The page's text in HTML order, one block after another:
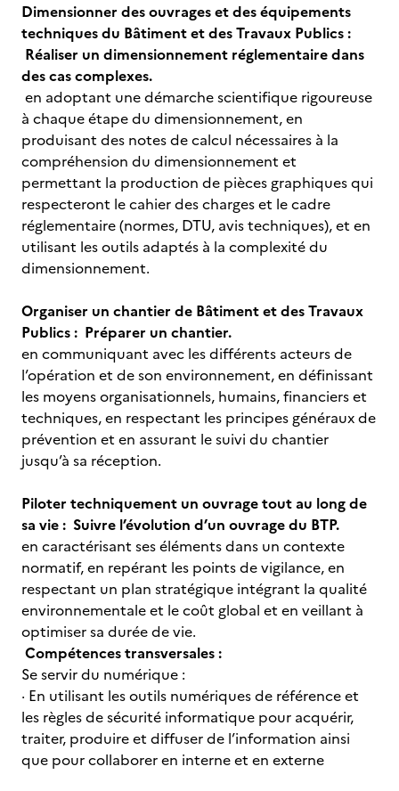
Dimensionner des ouvrages et des équipements
techniques du Bâtiment et des Travaux Publics :
Réaliser un dimensionnement réglementaire dans
des cas complexes.
en adoptant une démarche scientifique rigoureuse
à chaque étape du dimensionnement, en
produisant des notes de calcul nécessaires à la
compréhension du dimensionnement et
permettant la production de pièces graphiques qui
respecteront le cahier des charges et le cadre
réglementaire (normes, DTU, avis techniques), et en
utilisant les outils adaptés à la complexité du
dimensionnement.
Organiser un chantier de Bâtiment et des Travaux
Publics : Préparer un chantier.
en communiquant avec les différents acteurs de
l’opération et de son environnement, en définissant
les moyens organisationnels, humains, financiers et
techniques, en respectant les principes généraux de
prévention et en assurant le suivi du chantier
jusqu’à sa réception.
Piloter techniquement un ouvrage tout au long de
sa vie : Suivre l’évolution d’un ouvrage du BTP.
en caractérisant ses éléments dans un contexte
normatif, en repérant les points de vigilance, en
respectant un plan stratégique intégrant la qualité
environnementale et le coût global et en veillant à
optimiser sa durée de vie.
Compétences transversales :
Se servir du numérique :
· En utilisant les outils numériques de référence et
les règles de sécurité informatique pour acquérir,
traiter, produire et diffuser de l’information ainsi
que pour collaborer en interne et en externe